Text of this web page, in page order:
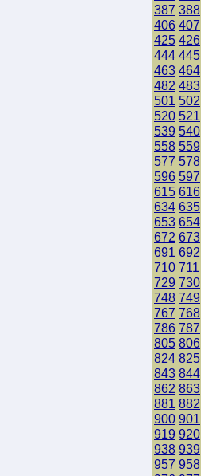
387 388
406 407
425 426
444 445
463 464
482 483
501 502
520 521
539 540
558 559
577 578
596 597
615 616
634 635
653 654
672 673
691 692
710 711
729 730
748 749
767 768
786 787
805 806
824 825
843 844
862 863
881 882
900 901
919 920
938 939
957 958